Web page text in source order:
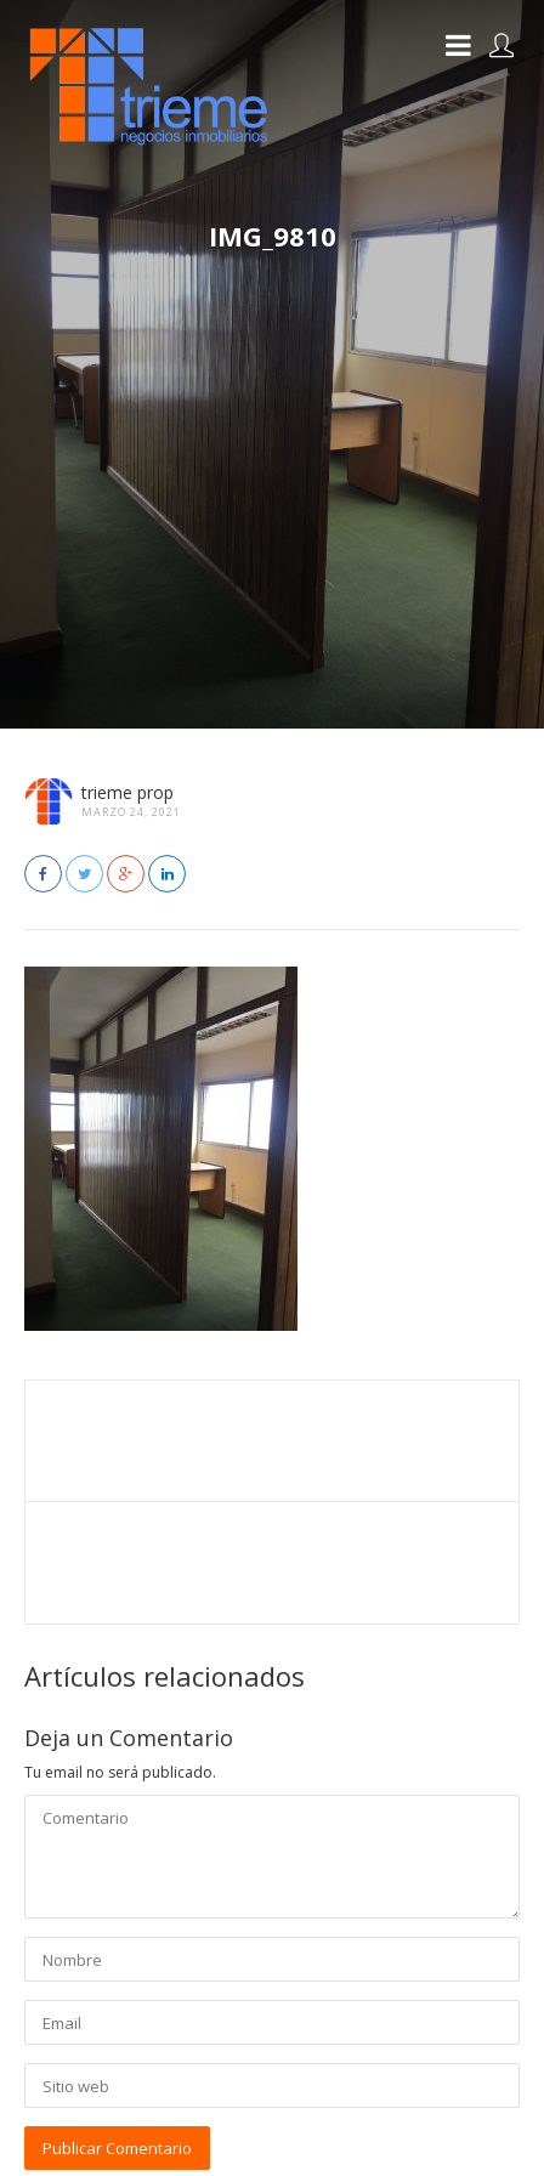
IMG_9810
trieme prop
MARZO 24, 2021
Artículos relacionados
Deja un Comentario
Tu email no será publicado.